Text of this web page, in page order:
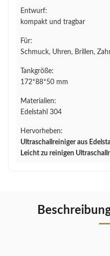
Entwurf:
kompakt und tragbar
Für:
Schmuck, Uhren, Brillen,
Tankgröße:
172*88*50 mm
Materialien:
Edelstahl 304
Hervorheben:
Ultraschallreiniger aus
Leicht zu reinigen